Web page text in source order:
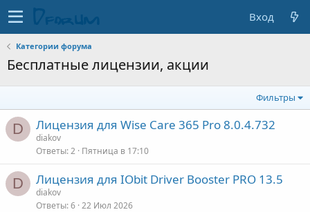
Вход
Категории форума
Бесплатные лицензии, акции
Фильтры
D Лицензия для Wise Care 365 Pro 8.0.4.732
diakov
Ответы 2 Пятница в 17:10
D Лицензия для IObit Driver Booster PRO 13.5
diakov
Ответы 6 22 Июл 2026